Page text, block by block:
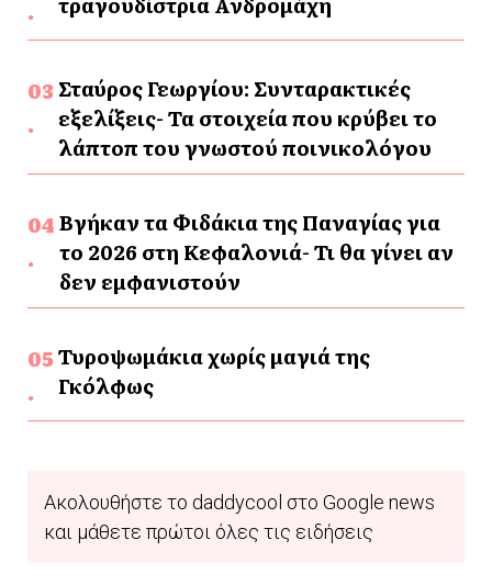
Σταύρος Γεωργίου: Συνταρακτικές
εξελίξεις- Τα στοιχεία που κρύβει το
λάπτοπ του γνωστού ποινικολόγου
Βγήκαν τα Φιδάκια της Παναγίας για
το 2026 στη Κεφαλονιά- Τι θα γίνει αν
δεν εμφανιστούν
Τυροψωμάκια χωρίς μαγιά της
Γκόλφως
Ακολουθήστε το daddycool στο Google news
και μάθετε πρώτοι όλες τις ειδήσεις